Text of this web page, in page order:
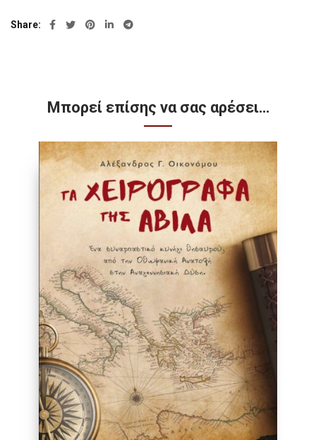
Share
Μπορεί επίσης να σας αρέσει…